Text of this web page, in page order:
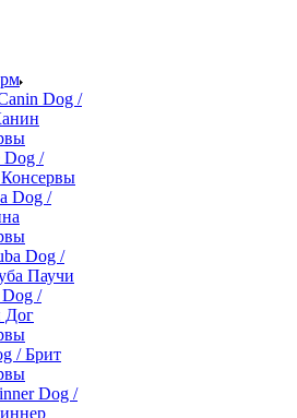
Dog /
Dog /
Dog /
Dog /
Паучи
/
Дог
/ Брит
Dog /